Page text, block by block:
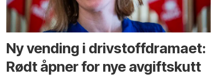
Ny vending i drivstoffdramaet:
Rødt åpner for nye avgiftskutt